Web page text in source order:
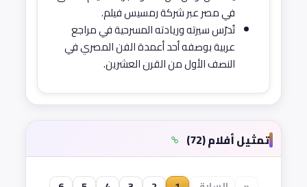
في مصر عبر شركة رمسيس فيلم.
تُدرّس سيرته وريادته المسرحية في مراجع
عربية بوصفه أحد أعمدة الفن المصري في
النصف الأول من القرن العشرين.
تمثيل أفلام (72)